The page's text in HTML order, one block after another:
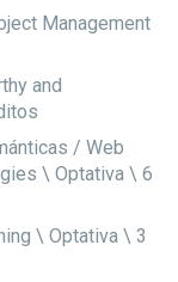
Management
and
/ Web
\ Optativa \ 6
\ Optativa \ 3